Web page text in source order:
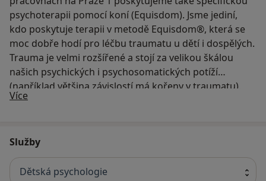
psychoterapii pomocí koní (Equisdom). Jsme jediní,
kdo poskytuje terapii v metodě Equisdom®, která se
moc dobře hodí pro léčbu traumatu u dětí i dospělých.
Trauma je velmi rozšířené a stojí za velikou škálou
našich psychických i psychosomatických potíží
(například většina závislostí má kořeny v traumatu).
Klientům navíc nabízíme službu vytvoření
byla terapie co nejvíce efektivní. Aktuální informace o
našich službách a rezervační systém naleznete na
našem webu.
Více
Služby
Dětská psychologie